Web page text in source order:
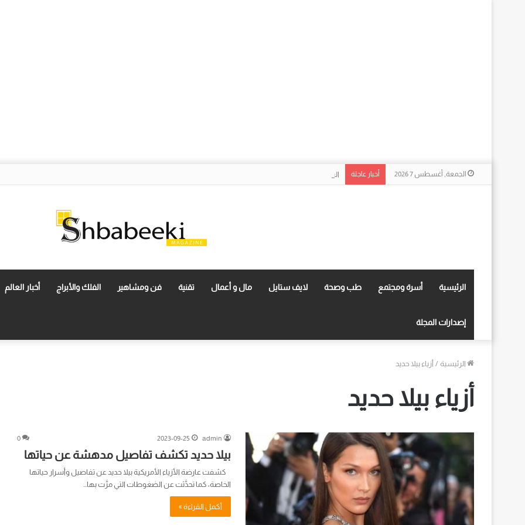
الجمعة, أغسطس 7 2026 أخبار عاجلة السحر الحقيقي وراء الشاشة: ما هي “هندسة الأوامر” التي يتحدث عنها الجميع؟
الرئيسية أسرة ومجتمع طب وصحة لايف ستايل مال و أعمال تقنية فن ومشاهير الفلك والأبراج أخبار العالم
إصدارات المجلة
الرئيسية / أزياء بيلا حديد
أزياء بيلا حديد
admin
2023-09-25
0
بيلا حديد تكشف تفاصيل مدهشة عن حياتها
كشفت عارضة الأزياء الأمريكية بيلا حديد عن تفاصيل وأسرار حياتها
الخاصة، كما تحدَّثت عن الضغوطات التي مرَّت بها…
أكمل القراءة »